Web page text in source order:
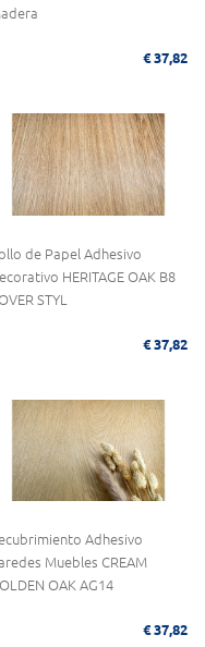
€ 37,82
de Papel Adhesivo
HERITAGE OAK B8
STYL
€ 37,82
Adhesivo
Muebles CREAM
OAK AG14
€ 37,82